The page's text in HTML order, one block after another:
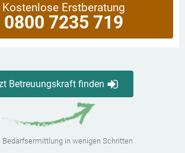
Kostenlose Erstberatung
0800 7235 719
Betreuungskraft finden
Bedarfsermittlung in wenigen Schritten